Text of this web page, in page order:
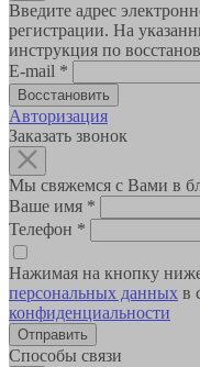
Введите адрес
регистрации. На
инструкция по
E-mail *
Авторизация
Заказать звонок
Мы свяжемся с Вами в
Ваше имя *
Телефон *
Нажимая на кнопку
персональных данных в
конфиденциальности
Способы связи